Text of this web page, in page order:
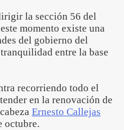
la sección 56 del
momento existe una
del gobierno del
entre la base
recorriendo todo el
en la renovación de
Ernesto Callejas
octubre.